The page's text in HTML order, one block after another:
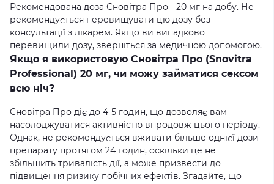
Рекомендована доза Сновітра Про - 20 мг на добу. Не
рекомендується перевищувати цю дозу без
консультації з лікарем. Якщо ви випадково
перевищили дозу, зверніться за медичною допомогою.
Якщо я використовую Сновітра Про (Snovitra
Professional) 20 мг, чи можу займатися сексом
всю ніч?
Сновітра Про діє до 4-5 годин, що дозволяє вам
насолоджуватися активністю впродовж цього періоду.
Однак, не рекомендується вживати більше однієї дози
препарату протягом 24 годин, оскільки це не
збільшить тривалість дії, а може призвести до
підвищення ризику побічних ефектів. Згадайте, що